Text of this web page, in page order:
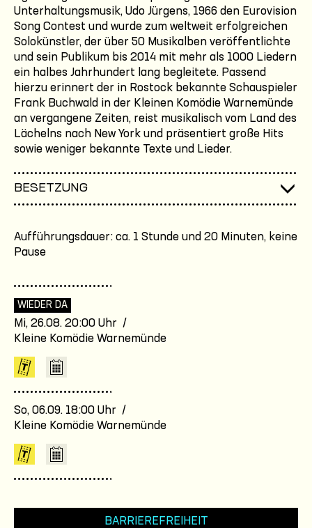
Unterhaltungsmusik, Udo Jürgens, 1966 den Eurovision
Song Contest und wurde zum weltweit erfolgreichen
Solokünstler, der über 50 Musikalben veröffentlichte
und sein Publikum bis 2014 mit mehr als 1000 Liedern
ein halbes Jahrhundert lang begleitete. Passend
hierzu erinnert der in Rostock bekannte Schauspieler
Frank Buchwald in der Kleinen Komödie Warnemünde
an vergangene Zeiten, reist musikalisch vom Land des
Lächelns nach New York und präsentiert große Hits
sowie weniger bekannte Texte und Lieder.
BESETZUNG
Aufführungsdauer: ca. 1 Stunde und 20 Minuten, keine
Pause
WIEDER DA
Mi, 26.08. 20:00 Uhr /
Kleine Komödie Warnemünde
So, 06.09. 18:00 Uhr /
Kleine Komödie Warnemünde
BARRIEREFREIHEIT